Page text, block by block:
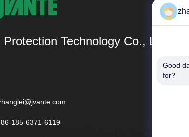
Technology Co., Ltd.
86-185-6371-6119
Good
for?